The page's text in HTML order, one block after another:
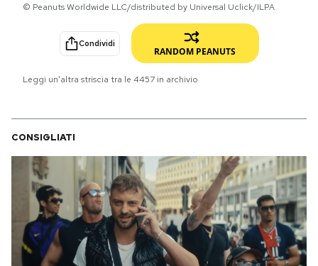
NEWSLETTER
I MIEI PREFERITI
SHOP
CALENDARIO
AREA PERSONALE
© Peanuts Worldwide LLC/distributed by Universal Uclick/ILPA
Condividi
RANDOM PEANUTS
Leggi un'altra striscia tra le 4457 in archivio
CONSIGLIATI